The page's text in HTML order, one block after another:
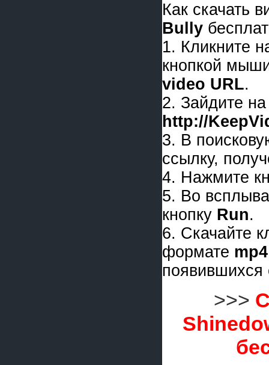
Как скачать
Bully
1. Кликните
кнопкой
video URL.
2. Зайдите на
http://
3. В
ссылку,
4. Нажмите
5. Во
кнопку Run.
6. Скачайте
формате mp4
появившихся
>>>